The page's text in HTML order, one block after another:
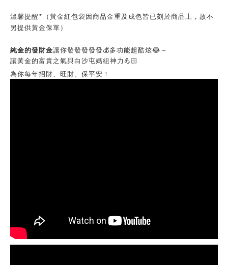
溫馨提醒*（黃金紅包袋因商品金重及成色皆已刻於商品上，故不
另提供黃金保單）
純金的發財金讓你發發發發發💰多功能超酷炫😂～
讓黃金的富貴之氣與白沙屯媽組神力💪🏻
為你每年招財、旺財、保平安！